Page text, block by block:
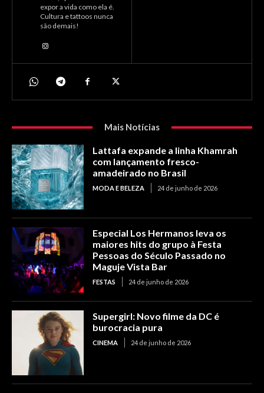
expor a vida como ela é.
Cultura e tattoos nunca
são demais!
Mais Notícias
Lattafa expande a linha Khamrah
com lançamento fresco-
amadeirado no Brasil
MODA E BELEZA 24 de junho de 2026
Especial Los Hermanos leva os
maiores hits do grupo à Festa
Pessoas do Século Passado no
Maguje Vista Bar
FESTAS 24 de junho de 2026
Supergirl: Novo filme da DC é
burocracia pura
CINEMA 24 de junho de 2026